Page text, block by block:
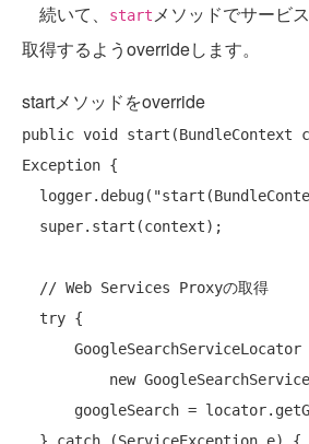
続いて、 startメソッドでサービ
取得するようoverrideします。
startメソッドをoverride
public void start(BundleContext
Exception {
  logger.debug(
super.start(context);
// Web Services Proxyの取得
try {
new